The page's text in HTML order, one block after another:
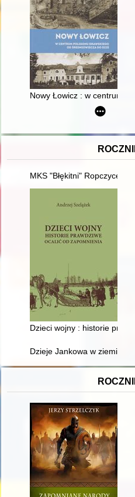
Nowy Łowicz : w centrum
MKS "Błękitni" Ropczyce :
Dzieci wojny : historie
Dzieje Jankowa w ziemi